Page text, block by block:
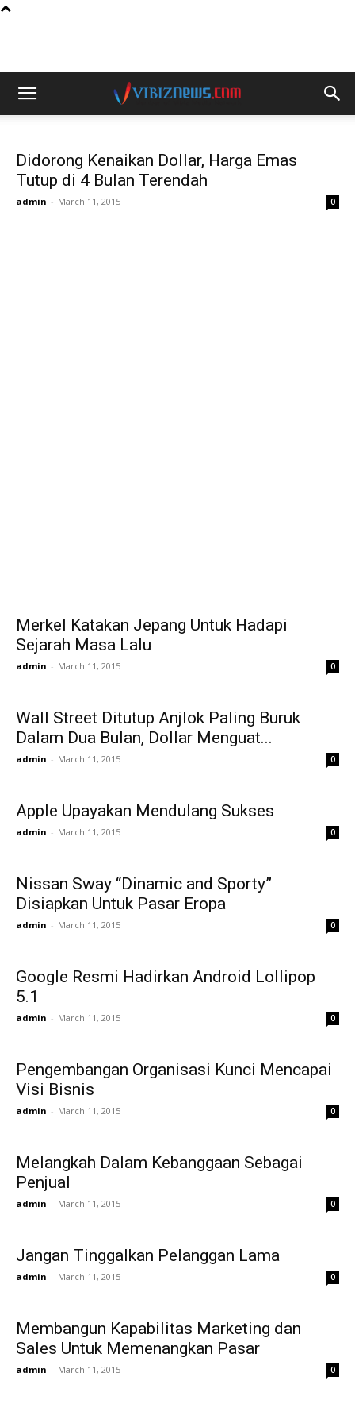
Didorong Kenaikan Dollar, Harga Emas
Tutup di 4 Bulan Terendah
admin - March 11, 2015 0
Merkel Katakan Jepang Untuk Hadapi
Sejarah Masa Lalu
admin - March 11, 2015 0
Wall Street Ditutup Anjlok Paling Buruk
Dalam Dua Bulan, Dollar Menguat...
admin - March 11, 2015 0
Apple Upayakan Mendulang Sukses
admin - March 11, 2015 0
Nissan Sway “Dinamic and Sporty”
Disiapkan Untuk Pasar Eropa
admin - March 11, 2015 0
Google Resmi Hadirkan Android Lollipop
5.1
admin - March 11, 2015 0
Pengembangan Organisasi Kunci Mencapai
Visi Bisnis
admin - March 11, 2015 0
Melangkah Dalam Kebanggaan Sebagai
Penjual
admin - March 11, 2015 0
Jangan Tinggalkan Pelanggan Lama
admin - March 11, 2015 0
Membangun Kapabilitas Marketing dan
Sales Untuk Memenangkan Pasar
admin - March 11, 2015 0